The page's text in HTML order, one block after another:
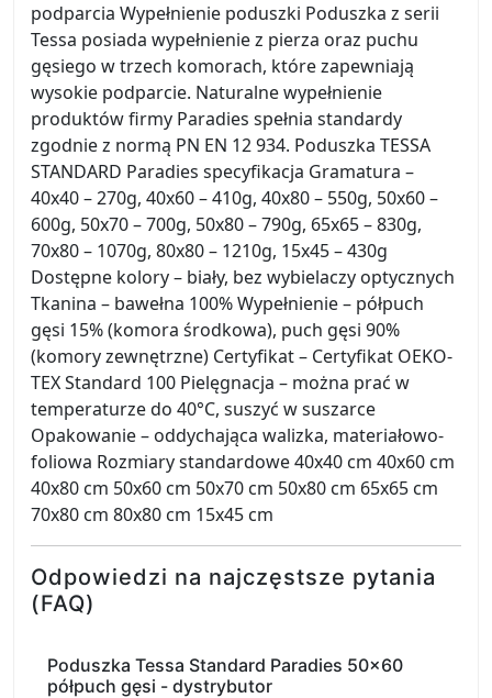
podparcia Wypełnienie poduszki Poduszka z serii
Tessa posiada wypełnienie z pierza oraz puchu
gęsiego w trzech komorach, które zapewniają
wysokie podparcie. Naturalne wypełnienie
produktów firmy Paradies spełnia standardy
zgodnie z normą PN EN 12 934. Poduszka TESSA
STANDARD Paradies specyfikacja Gramatura –
40x40 – 270g, 40x60 – 410g, 40x80 – 550g, 50x60 –
600g, 50x70 – 700g, 50x80 – 790g, 65x65 – 830g,
70x80 – 1070g, 80x80 – 1210g, 15x45 – 430g
Dostępne kolory – biały, bez wybielaczy optycznych
Tkanina – bawełna 100% Wypełnienie – półpuch
gęsi 15% (komora środkowa), puch gęsi 90%
(komory zewnętrzne) Certyfikat – Certyfikat OEKO-
TEX Standard 100 Pielęgnacja – można prać w
temperaturze do 40°C, suszyć w suszarce
Opakowanie – oddychająca walizka, materiałowo-
foliowa Rozmiary standardowe 40x40 cm 40x60 cm
40x80 cm 50x60 cm 50x70 cm 50x80 cm 65x65 cm
70x80 cm 80x80 cm 15x45 cm
Odpowiedzi na najczęstsze pytania
(FAQ)
Poduszka Tessa Standard Paradies 50x60
półpuch gęsi - dystrybutor